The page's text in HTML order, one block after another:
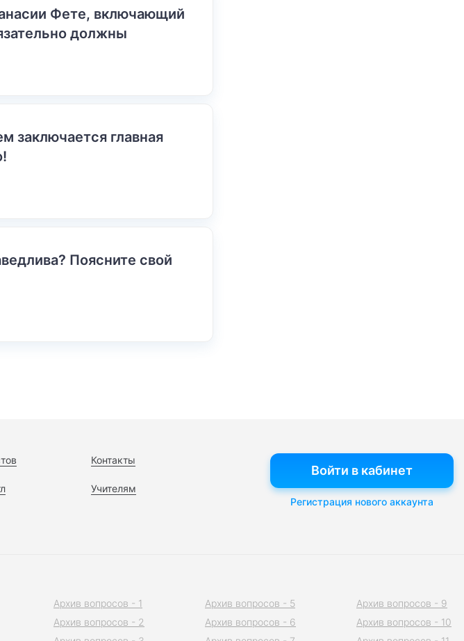
Фете, включающий
должны
заключается главная
Поясните свой
Контакты
Учителям
Войти в кабинет
Регистрация нового аккаунта
Архив вопросов - 1
Архив вопросов - 2
Архив вопросов - 5
Архив вопросов - 6
Архив вопросов - 9
Архив вопросов - 10